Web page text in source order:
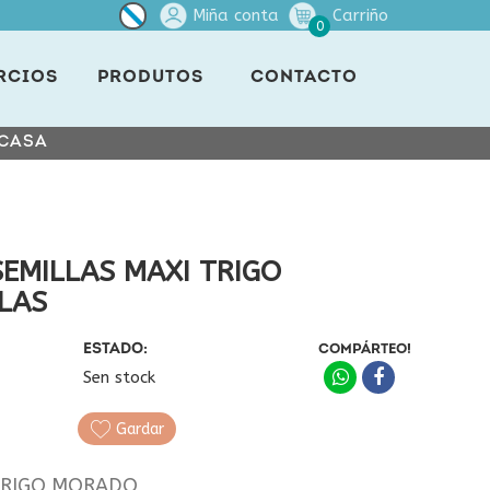
Miña conta
0
Carriño
PRODUTOS CONTACTO
MAXI TRIGO
ESTADO:
Sen stock
COMPÁRTEO!
Gardar